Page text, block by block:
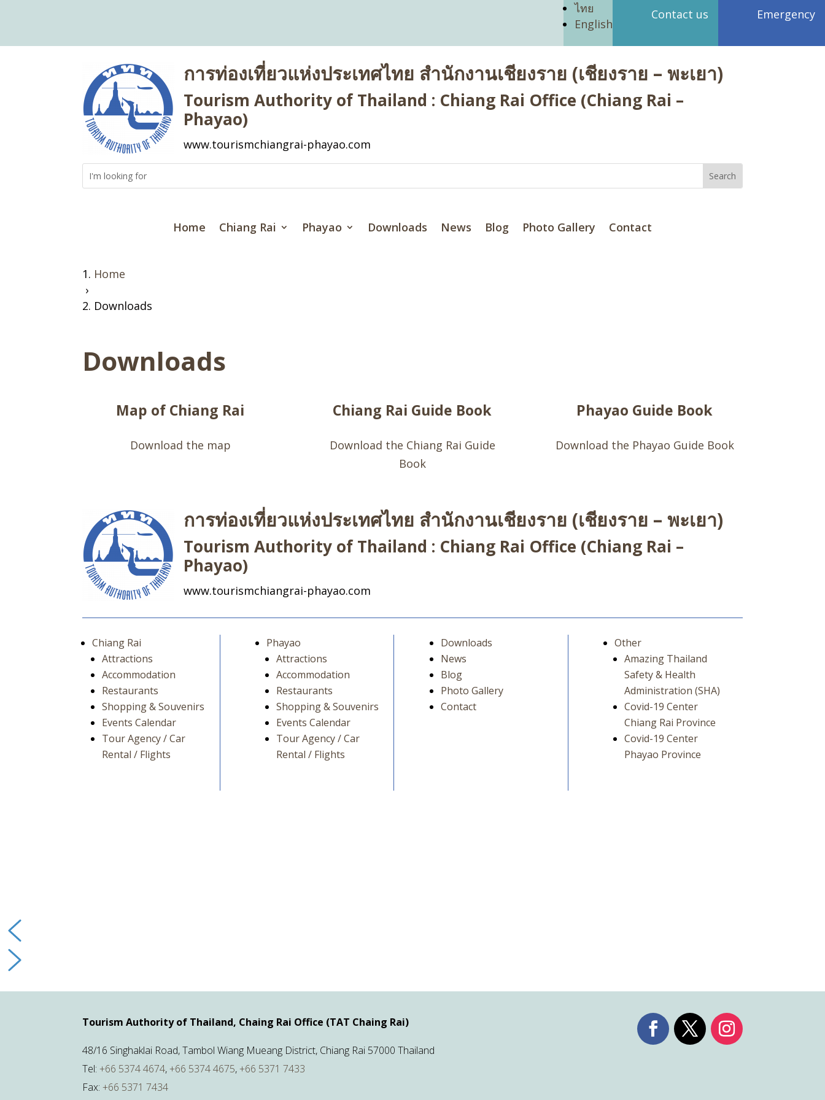
ไทย
English
Contact us Emergency
การท่องเที่ยวแห่งประเทศไทย สำนักงานเชียงราย (เชียงราย – พะเยา)
Tourism Authority of Thailand : Chiang Rai Office (Chiang Rai –
Phayao)
www.tourismchiangrai-phayao.com
Home Chiang Rai Phayao Downloads News Blog Photo Gallery Contact
Home
›
Downloads
Downloads
Map of Chiang Rai
Download the map
Chiang Rai Guide Book
Download the Chiang Rai Guide
Book
Phayao Guide Book
Download the Phayao Guide Book
การท่องเที่ยวแห่งประเทศไทย สำนักงานเชียงราย (เชียงราย – พะเยา)
Tourism Authority of Thailand : Chiang Rai Office (Chiang Rai –
Phayao)
www.tourismchiangrai-phayao.com
Chiang Rai
Attractions
Accommodation
Restaurants
Shopping & Souvenirs
Events Calendar
Tour Agency / Car
Rental / Flights
Phayao
Attractions
Accommodation
Restaurants
Shopping & Souvenirs
Events Calendar
Tour Agency / Car
Rental / Flights
Downloads
News
Blog
Photo Gallery
Contact
Other
Amazing Thailand
Safety & Health
Administration (SHA)
Covid-19 Center
Chiang Rai Province
Covid-19 Center
Phayao Province
Tourism Authority of Thailand, Chaing Rai Office (TAT Chaing Rai)
48/16 Singhaklai Road, Tambol Wiang Mueang District, Chiang Rai 57000 Thailand
Tel:+66 5374 4674,+66 5374 4675,+66 5371 7433
Fax:+66 5371 7434